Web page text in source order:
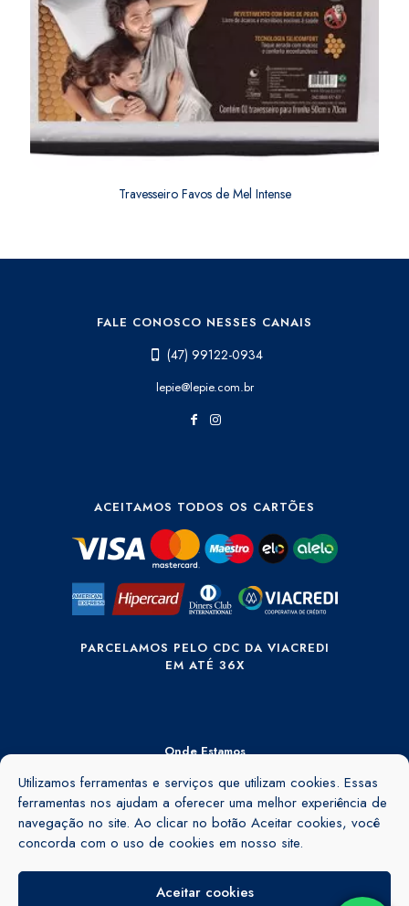
Utilizamos ferramentas e serviços que utilizam cookies. Essas
ferramentas nos ajudam a oferecer uma melhor experiência de
navegação no site. Ao clicar no botão Aceitar cookies, você
concorda com o uso de cookies em nosso site.
Aceitar cookies
Travesseiro Favos de Mel Intense
FALE CONOSCO NESSES CANAIS
(47) 99122-0934
lepie@lepie.com.br
ACEITAMOS TODOS OS CARTÕES
PARCELAMOS PELO CDC DA VIACREDI
EM ATÉ 36X
Onde Estamos
Rua Ângelo Rubini, 895 - Barra do Rio Cerro - Jaraguá do Sul - SC -
89260-155
Ver no mapa